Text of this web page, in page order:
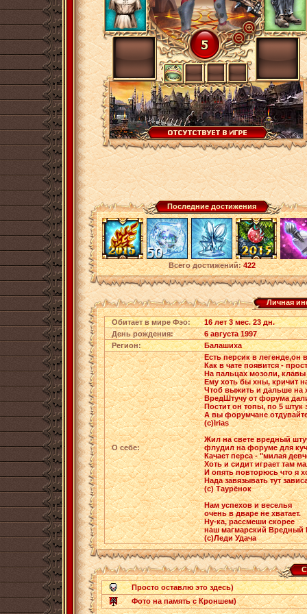
Последние достижения
Всего достижений: 422
Личная
Обитает в мире Фэо:
16 лет 3 мес. 23 дн.
День рождения:
6 августа 1997
Регион:
Балашиха
О себе:
Есть персик в легенде,он
Как в чате появится -
На пальцах мозоли,
Ему хоть бы хны, кричит
Чтоб выжить и дальше на
ВредШтучу от форума
Постит он топы, по 5 штук
А вы форумчане
(с)Irias
Жил на свете вредный
флудил на форуме для куч
Качает перса - "милая
Хоть и сидит играет там
И опять повторюсь что я
Нада завязывать тут
(с) Таурёнок
Нам успехов и веселья
очень в дваре не хватает.
Ну-ка, рассмеши скорее
наш магмарский Вредный
(с)Леди Удача
Просто оставлю это здесь)
Фото на память с Кроншем)